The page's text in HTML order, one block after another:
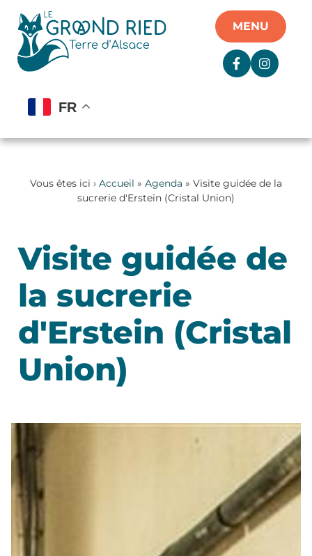
MENU
FR
Vous êtes ici › Accueil » Agenda » Visite guidée de la
sucrerie d'Erstein (Cristal Union)
Visite guidée de
la sucrerie
d'Erstein (Cristal
Union)
Panneau de gestion des cookies